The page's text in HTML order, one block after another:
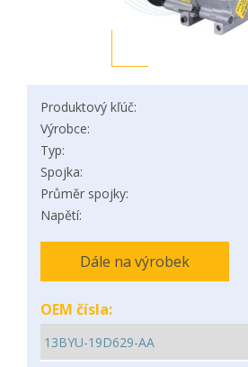
Produktový kľúč:
Výrobce:
Typ:
Spojka:
Průměr spojky:
Napětí:
Dále na výrobek
OEM čísla: